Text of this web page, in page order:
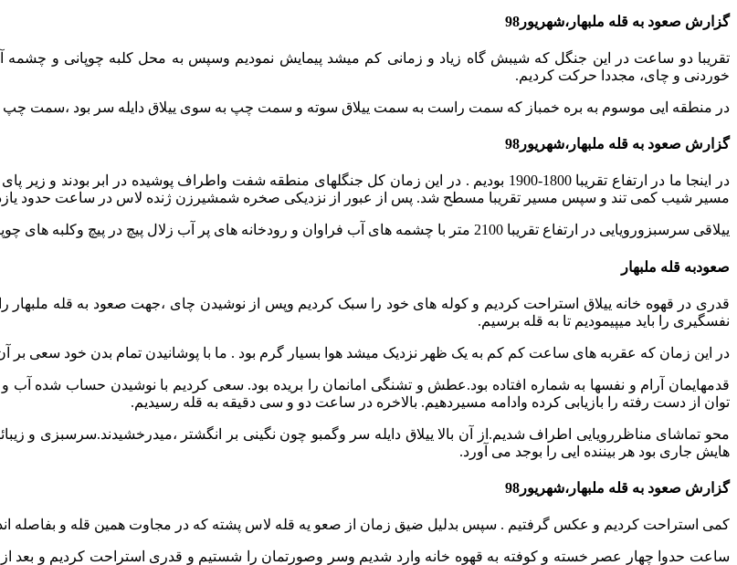
گزارش صعود به قله ملبهار،شهریور98
تقریبا دو ساعت در این جنگل که شیبش گاه زیاد و زمانی کم میشد پیمایش نمودیم وسپس به محل کلبه چوپانی و
خوردنی و چای، مجددا حرکت کردیم.
در منطقه ایی موسوم به بره خمباز که سمت راست به سمت ییلاق سوته و سمت چپ به سوی ییلاق دایله سر بود ،سمت چپ را
گزارش صعود به قله ملبهار،شهریور98
در اینجا ما در ارتفاع تقریبا 1800-1900 بودیم . در این زمان کل جنگلهای منطقه شفت واطراف پوشیده
مسیر شیب کمی تند و سپس مسیر تقریبا مسطح شد. پس از عبور از نزدیکی صخره شمشیرزن ژنده لاس در ساعت حدود یازده
ییلاقی سرسبزورویایی در ارتفاع تقریبا 2100 متر با چشمه های آب فراوان و رودخانه های پر آب زلال پیچ در پیچ وکلبه های چوپانی و چوپانانی که در حال چیدن پشم گوسفندانشان بودند.
صعودبه قله ملبهار
قدری در قهوه خانه ییلاق استراحت کردیم و کوله های خود را سبک کردیم وپس از نوشیدن چای ،جهت صعود به قله ملبهار
نفسگیری را باید میپیمودیم تا به قله برسیم.
در این زمان که عقربه های ساعت کم کم به یک ظهر نزدیک میشد هوا بسیار گرم بود . ما با پوشانیدن تمام بدن خود سعی بر
قدمهایمان آرام و نفسها به شماره افتاده بود.عطش و تشنگی امانمان را بریده بود. سعی کردیم با نوشیدن حساب شده
توان از دست رفته را بازیابی کرده وادامه مسیردهیم. بالاخره در ساعت دو و سی دقیقه به قله رسیدیم.
محو تماشای مناظررویایی اطراف شدیم.از آن بالا ییلاق دایله سر وگمبو چون نگینی بر انگشتر ،میدرخشیدند.سرسبزی و
هایش جاری بود هر بیننده ایی را بوجد می آورد.
گزارش صعود به قله ملبهار،شهریور98
کمی استراحت کردیم و عکس گرفتیم . سپس بدلیل ضیق زمان از صعو یه قله لاس پشته که در مجاوت همین قله و بفاصله
ساعت حدوا چهار عصر خسته و کوفته به قهوه خانه وارد شدیم وسر وصورتمان را شستیم و قدری استراحت کردیم و بعد